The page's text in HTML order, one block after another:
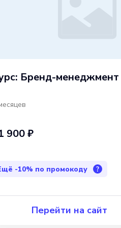
Бренд-менеджмент
900 ₽
-10% по промокоду ?
Перейти на сайт